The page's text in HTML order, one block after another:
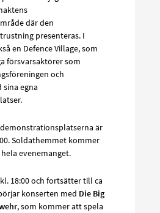
där den
presenteras. I
en Defence Village, som
försvarsaktörer som
och
egna
är
Soldathemmet kommer
evenemanget.
18:00 och fortsätter till ca
konserten med Die Big
, som kommer att spela